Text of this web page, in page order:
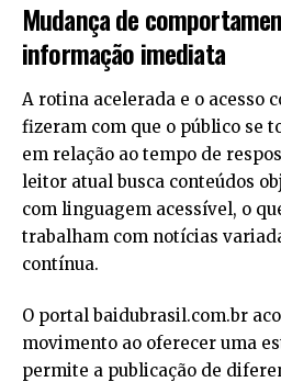
Mudança de
informação imediata
A rotina acelerada e o acesso
fizeram com que o público se
em relação ao tempo de
leitor atual busca conteúdos
com linguagem acessível, o
trabalham com notícias
contínua.
O portalbaidubrasil.com.br
movimento ao oferecer uma
permite a publicação de